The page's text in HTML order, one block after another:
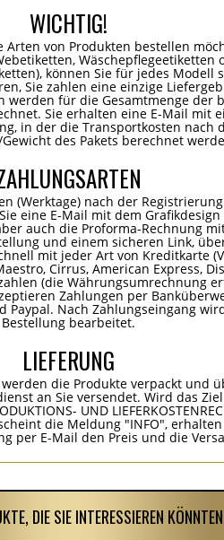
WICHTIG!
Arten von Produkten bestellen
Wäschepflegeetiketten
können Sie für jedes Modell
Sie zahlen eine einzige
werden für die Gesamtmenge der
Sie erhalten eine E-Mail mit
in der die Transportkosten nach
des Pakets berechnet
(Werktage) nach der
eine E-Mail mit dem
auch die Proforma-Rechnung
und einem sicheren Link,
mit jeder Art von Kreditkarte
Cirrus, American Express,
(die Währungsumrechnung
Zahlungen per
Paypal. Nach Zahlungseingang
Bestellung bearbeitet.
LIEFERUNG
die Produkte verpackt und
an Sie versendet. Wird das
UND
die Meldung "INFO", erhalten
per E-Mail den Preis und die
DIE SIE INTERESSIEREN